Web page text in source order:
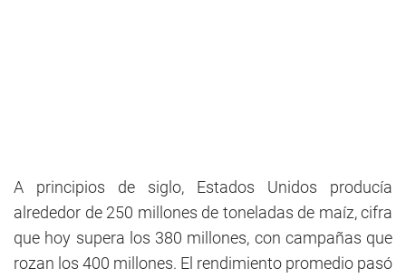
A principios de siglo, Estados Unidos producía
alrededor de 250 millones de toneladas de maíz, cifra
que hoy supera los 380 millones, con campañas que
rozan los 400 millones. El rendimiento promedio pasó